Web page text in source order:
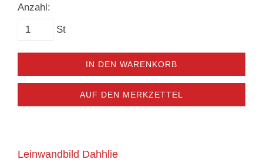
Anzahl:
St
IN DEN WARENKORB
AUF DEN MERKZETTEL
Leinwandbild Dahhlie